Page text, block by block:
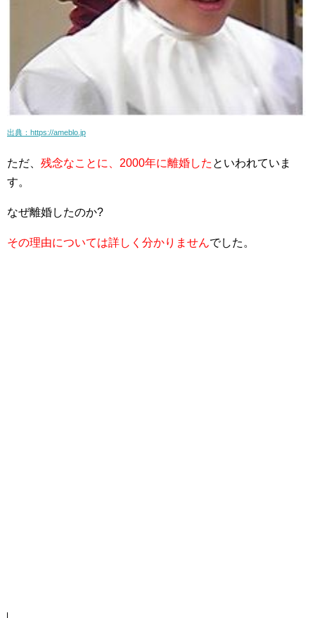
出典：https://ameblo.jp
ただ、 残念なことに、2000年に離婚した といわれていま
す。
なぜ離婚したのか?
その理由については詳しく分かりませんでした。